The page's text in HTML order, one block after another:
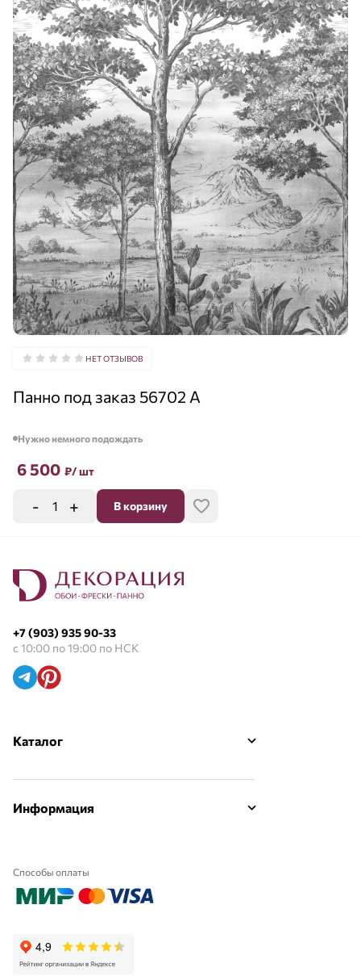
НЕТ ОТЗЫВОВ
Панно под заказ 56702 A
Нужно немного подождать
6 500 ₽/ шт
- + В корзину
+7 (903) 935 90-33
с 10:00 по 19:00 по НСК
Каталог
Информация
Способы оплаты